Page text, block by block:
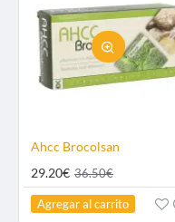
Ahcc Brocolsan
29.20€ 36.50€
Agregar al carrito